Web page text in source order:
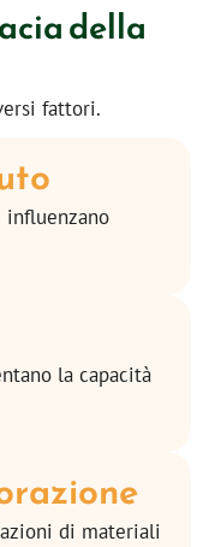
della
fattori.
la capacità
di materiali